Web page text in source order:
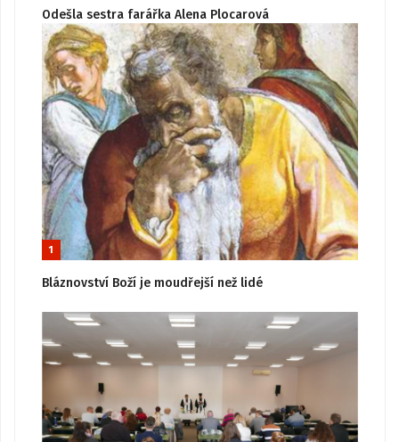
Odešla sestra farářka Alena Plocarová
1
Bláznovství Boží je moudřejší než lidé